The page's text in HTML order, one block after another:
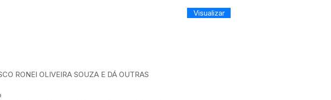
RONEI OLIVEIRA SOUZA E DÁ OUTRAS
Visualizar